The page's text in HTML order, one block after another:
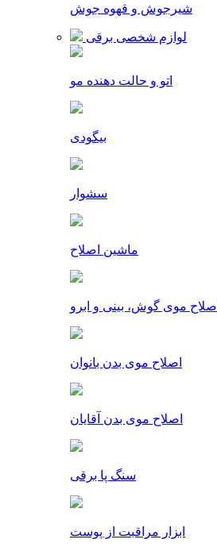
شیرجوش و قهوه جوش
لوازم شخصی برقی
اتو و حالت دهنده مو
بیگودی
سشوار
ماشین اصلاح
اصلاح موی گوش، بینی و ابرو
اصلاح موی بدن بانوان
اصلاح موی بدن آقایان
سنگ پا برقی
ابزار مراقبت از پوست